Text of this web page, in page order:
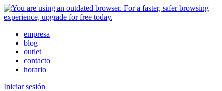
empresa
blog
outlet
contacto
horario
Iniciar sesión